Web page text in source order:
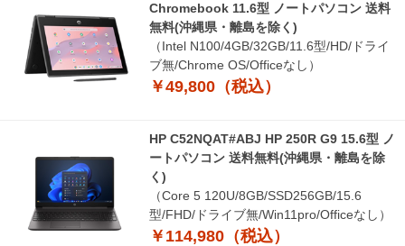
Chromebook 11.6型 ノートパソコン 送料
無料(沖縄県・離島を除く)
（Intel N100/4GB/32GB/11.6型/HD/ドライ
ブ無/Chrome OS/Officeなし）
￥49,800（税込）
HP C52NQAT#ABJ HP 250R G9 15.6型 ノ
ートパソコン 送料無料(沖縄県・離島を除
く)
（Core 5 120U/8GB/SSD256GB/15.6
型/FHD/ドライブ無/Win11pro/Officeなし）
￥114,980（税込）